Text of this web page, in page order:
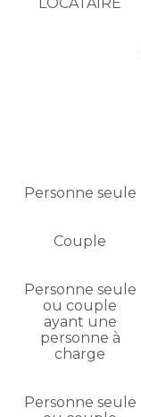
Personne seule
Couple
Personne seule
ou couple
ayant une
personne à
charge
Personne seule